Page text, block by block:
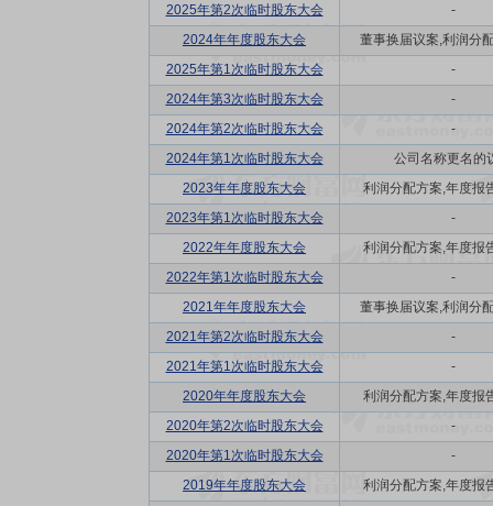
2025年第2次临时股东大会
-
2024年年度股东大会
董事换届议案,利润分
2025年第1次临时股东大会
-
2024年第3次临时股东大会
-
2024年第2次临时股东大会
-
2024年第1次临时股东大会
公司名称更名的
2023年年度股东大会
利润分配方案,年度报
2023年第1次临时股东大会
-
2022年年度股东大会
利润分配方案,年度报
2022年第1次临时股东大会
-
2021年年度股东大会
董事换届议案,利润分
2021年第2次临时股东大会
-
2021年第1次临时股东大会
-
2020年年度股东大会
利润分配方案,年度报
2020年第2次临时股东大会
-
2020年第1次临时股东大会
-
2019年年度股东大会
利润分配方案,年度报